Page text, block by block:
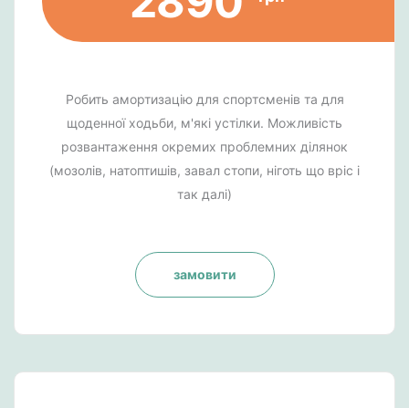
Робить амортизацію для спортсменів та для
щоденної ходьби, м'які устілки. Можливість
розвантаження окремих проблемних ділянок
(мозолів, натоптишів, завал стопи, ніготь що вріс і
так далі)
замовити